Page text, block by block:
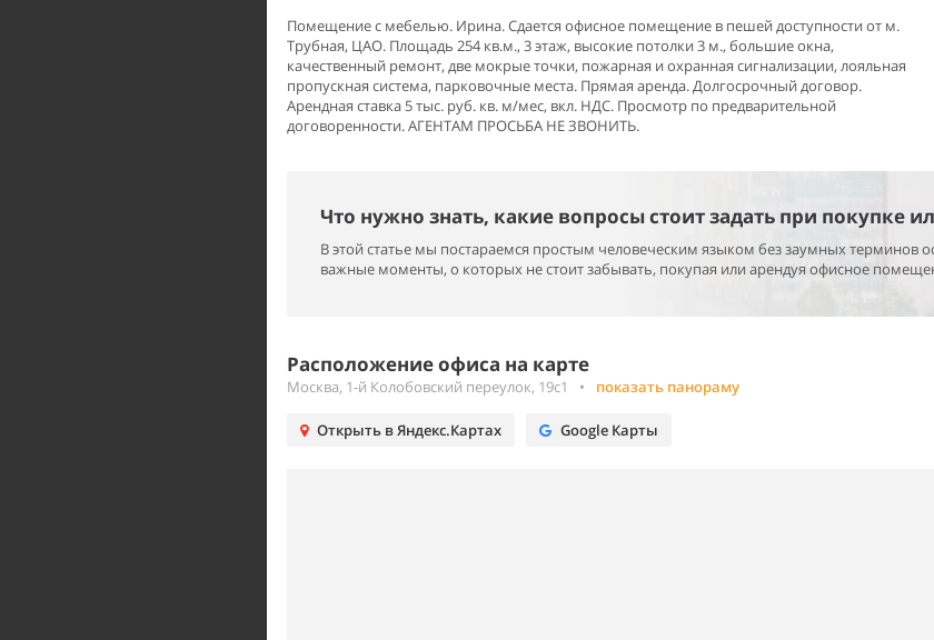
Помещение с мебелью. Ирина. Сдается офисное помещение в пешей доступности от м.
Трубная, ЦАО. Площадь 254 кв.м., 3 этаж, высокие потолки 3 м., большие окна,
качественный ремонт, две мокрые точки, пожарная и охранная сигнализации, лояльная
пропускная система, парковочные места. Прямая аренда. Долгосрочный договор.
Арендная ставка 5 тыс. руб. кв. м/мес, вкл. НДС. Просмотр по предварительной
договоренности. АГЕНТАМ ПРОСЬБА НЕ ЗВОНИТЬ.
Что нужно знать, какие вопросы стоит задать при покупке
В этой статье мы постараемся простым человеческим языком без заумных терминов
важные моменты, о которых не стоит забывать, покупая или арендуя офисное
Расположение офиса на карте
Москва, 1-й Колобовский переулок, 19с1 • показать панораму
Открыть в Яндекс.Картах Google Карты